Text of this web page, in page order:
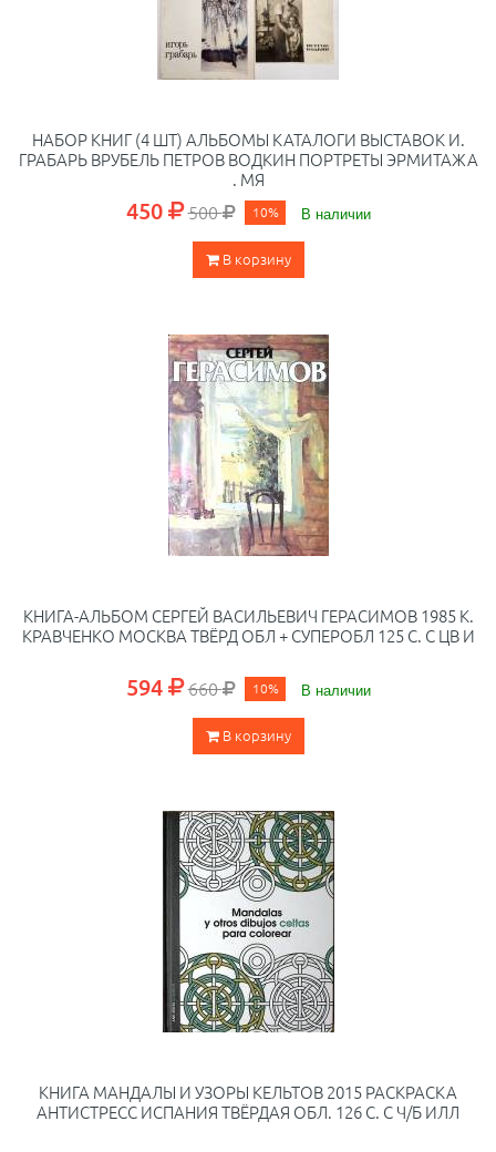
НАБОР КНИГ (4 ШТ) АЛЬБОМЫ КАТАЛОГИ ВЫСТАВОК И.
ГРАБАРЬ ВРУБЕЛЬ ПЕТРОВ ВОДКИН ПОРТРЕТЫ ЭРМИТАЖА
. МЯ
450 500 10% В наличии
В корзину
КНИГА-АЛЬБОМ СЕРГЕЙ ВАСИЛЬЕВИЧ ГЕРАСИМОВ 1985 К.
КРАВЧЕНКО МОСКВА ТВЁРД ОБЛ + СУПЕРОБЛ 125 С. С ЦВ И
594 660 10% В наличии
В корзину
КНИГА МАНДАЛЫ И УЗОРЫ КЕЛЬТОВ 2015 РАСКРАСКА
АНТИСТРЕСС ИСПАНИЯ ТВЁРДАЯ ОБЛ. 126 С. С Ч/Б ИЛЛ